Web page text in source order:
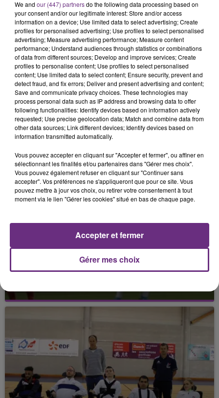
24 novembre 2019
LES 12 COUPS DE SEDAN
Les footballeurs sedanais poursuivent leur
Pourtant dominateur, le Stade de Reims se
contente du nul à Metz.
We and our (447) partnersdo the following data processing based on
your consent and/or our legitimate interest: Store and/or access
information on a device; Use limited data to select advertising; Create
profiles for personalised advertising; Use profiles to select personalised
advertising; Measure advertising performance; Measure content
performance; Understand audiences through statistics or combinations
of data from different sources; Develop and improve services; Create
profiles to personalise content; Use profiles to select personalised
content; Use limited data to select content; Ensure security, prevent and
detect fraud, and fix errors; Deliver and present advertising and content;
Save and communicate privacy choices. These technologies may
process personal data such as IP address and browsing data to offer
following functionalities: Identify devices based on information actively
requested; Use precise geolocation data; Match and combine data from
other data sources; Link different devices; Identify devices based on
information transmitted automatically.
Vous pouvez accepter en cliquant sur "Accepter et fermer", ou affiner en
sélectionnant les finalités et/ou partenaires dans "Gérer mes choix".
Vous pouvez également refuser en cliquant sur "Continuer sans
accepter". Vos préférences ne s'appliqueront que pour ce site. Vous
pouvez mettre à jour vos choix, ou retirer votre consentement à tout
moment via le lien "Gérer les cookies" situé en bas de chaque page.
Gérer mes choix
Accepter et fermer